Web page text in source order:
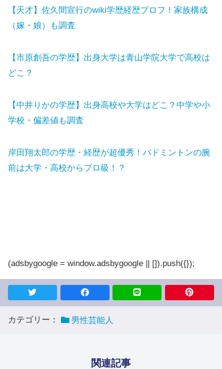
【天才】佐久間宣行のwiki学歴経歴プロフ！家族構成
（嫁・娘）も調査
【市原創吾の学歴】出身大学は青山学院大学で高校は
どこ？
【中井りかの学歴】出身高校や大学はどこ？中学や小
学校・偏差値も調査
岸田翔太郎の学歴・経歴が超優秀！バドミントンの腕
前は大学・高校からプロ級！？
(adsbygoogle = window.adsbygoogle || []).push({});
カテゴリー： 男性芸能人
関連記事